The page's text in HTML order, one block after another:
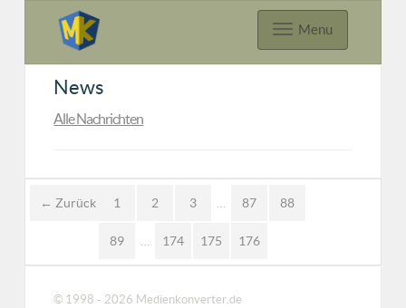
Menu
News
Alle Nachrichten
← Zurück 1 2 3 … 87 88
89 … 174 175 176
© 1998 - 2026 Medienkonverter.de